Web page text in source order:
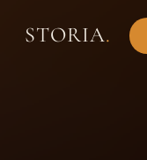
STORIA.